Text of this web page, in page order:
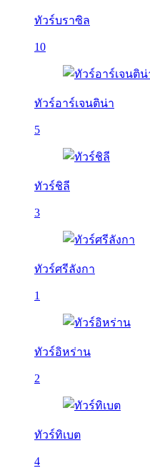
ทัวร์บราซิล
10
ทัวร์อาร์เจนติน่า
5
ทัวร์ชิลี
3
ทัวร์ศรีลังกา
1
ทัวร์อิหร่าน
2
ทัวร์ทิเบต
4